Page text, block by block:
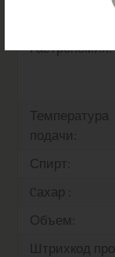
Гастрономия:
Температура
подачи:
Спирт:
Cахар :
Объем:
Штрихкод